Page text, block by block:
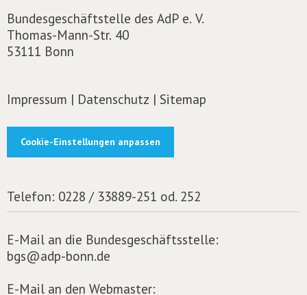
Bundesgeschäftstelle des AdP e. V.
Thomas-Mann-Str. 40
53111 Bonn
Impressum | Datenschutz | Sitemap
Cookie-Einstellungen anpassen
Telefon: 0228 / 33889-251 od. 252
E-Mail an die Bundesgeschäftsstelle:
bgs@adp-bonn.de
E-Mail an den Webmaster: